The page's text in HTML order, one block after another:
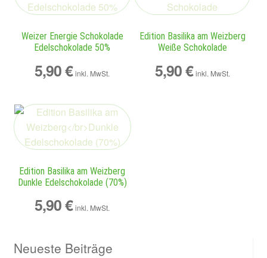
Weizer Energie Schokolade
Edelschokolade 50%
5,90€ inkl. MwSt.
Edition Basilika am Weizberg
Weiße Schokolade
5,90€ inkl. MwSt.
Edition Basilika am Weizberg
Dunkle Edelschokolade (70%)
5,90€ inkl. MwSt.
Neueste Beiträge